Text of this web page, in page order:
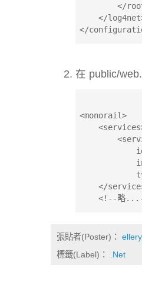
</
</
</
在 public/
<monorail>
</
<!--略
張貼者(Poster)：
標籤(Label)：
.Net